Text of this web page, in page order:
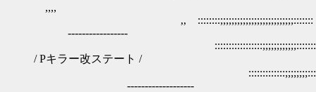
,,,,
,,
-----------------
/ Pキラー改ステート /
:::::::::::::;;;;;;;;:::::: ,,
-------------------